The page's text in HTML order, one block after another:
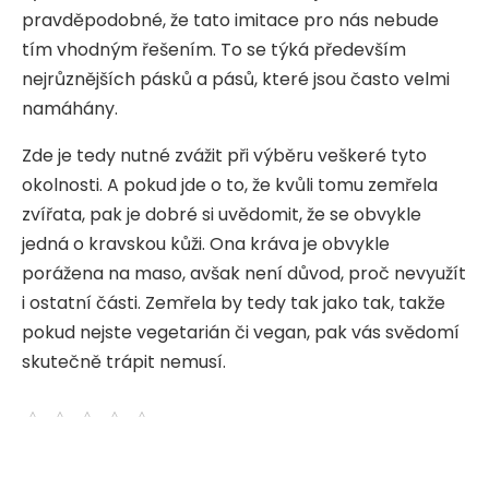
pravděpodobné, že tato imitace pro nás nebude
tím vhodným řešením. To se týká především
nejrůznějších pásků a pásů, které jsou často velmi
namáhány.
Zde je tedy nutné zvážit při výběru veškeré tyto
okolnosti. A pokud jde o to, že kvůli tomu zemřela
zvířata, pak je dobré si uvědomit, že se obvykle
jedná o kravskou kůži. Ona kráva je obvykle
porážena na maso, avšak není důvod, proč nevyužít
i ostatní části. Zemřela by tedy tak jako tak, takže
pokud nejste vegetarián či vegan, pak vás svědomí
skutečně trápit nemusí.